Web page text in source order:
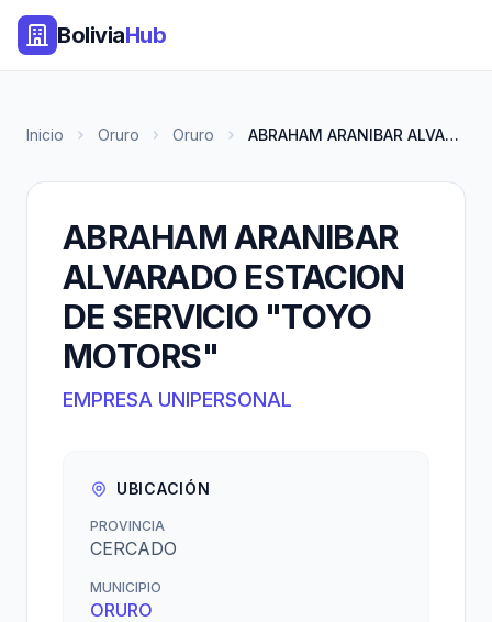
BoliviaHub
Inicio Oruro Oruro ABRAHAM ARANIBAR ALVARADO ESTA...
ABRAHAM ARANIBAR
ALVARADO ESTACION
DE SERVICIO "TOYO
MOTORS"
EMPRESA UNIPERSONAL
UBICACIÓN
PROVINCIA
CERCADO
MUNICIPIO
ORURO